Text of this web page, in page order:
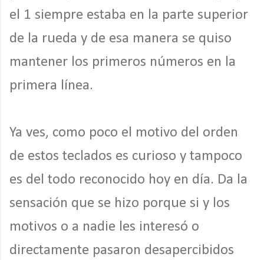
el 1 siempre estaba en la parte superior
de la rueda y de esa manera se quiso
mantener los primeros números en la
primera línea.
Ya ves, como poco el motivo del orden
de estos teclados es curioso y tampoco
es del todo reconocido hoy en día. Da la
sensación que se hizo porque si y los
motivos o a nadie les interesó o
directamente pasaron desapercibidos